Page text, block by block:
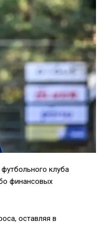
клуба
финансовых
оставляя в